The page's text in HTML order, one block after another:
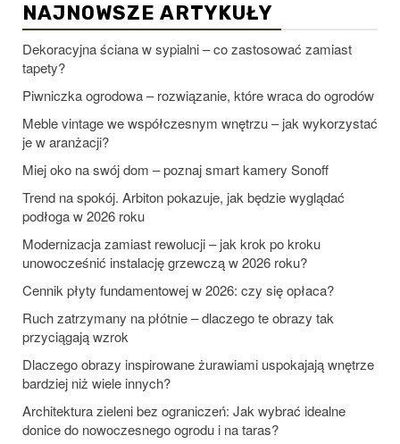
NAJNOWSZE ARTYKUŁY
Dekoracyjna ściana w sypialni – co zastosować zamiast
tapety?
Piwniczka ogrodowa – rozwiązanie, które wraca do ogrodów
Meble vintage we współczesnym wnętrzu – jak wykorzystać
je w aranżacji?
Miej oko na swój dom – poznaj smart kamery Sonoff
Trend na spokój. Arbiton pokazuje, jak będzie wyglądać
podłoga w 2026 roku
Modernizacja zamiast rewolucji – jak krok po kroku
unowocześnić instalację grzewczą w 2026 roku?
Cennik płyty fundamentowej w 2026: czy się opłaca?
Ruch zatrzymany na płótnie – dlaczego te obrazy tak
przyciągają wzrok
Dlaczego obrazy inspirowane żurawiami uspokajają wnętrze
bardziej niż wiele innych?
Architektura zieleni bez ograniczeń: Jak wybrać idealne
donice do nowoczesnego ogrodu i na taras?